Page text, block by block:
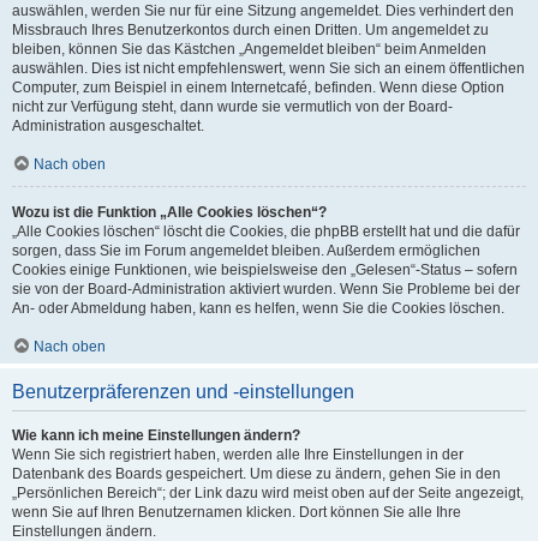
auswählen, werden Sie nur für eine Sitzung angemeldet. Dies verhindert den
Missbrauch Ihres Benutzerkontos durch einen Dritten. Um angemeldet zu
bleiben, können Sie das Kästchen „Angemeldet bleiben“ beim Anmelden
auswählen. Dies ist nicht empfehlenswert, wenn Sie sich an einem öffentlichen
Computer, zum Beispiel in einem Internetcafé, befinden. Wenn diese Option
nicht zur Verfügung steht, dann wurde sie vermutlich von der Board-
Administration ausgeschaltet.
Nach oben
Wozu ist die Funktion „Alle Cookies löschen“?
„Alle Cookies löschen“ löscht die Cookies, die phpBB erstellt hat und die dafür
sorgen, dass Sie im Forum angemeldet bleiben. Außerdem ermöglichen
Cookies einige Funktionen, wie beispielsweise den „Gelesen“-Status – sofern
sie von der Board-Administration aktiviert wurden. Wenn Sie Probleme bei der
An- oder Abmeldung haben, kann es helfen, wenn Sie die Cookies löschen.
Nach oben
Benutzerpräferenzen und -einstellungen
Wie kann ich meine Einstellungen ändern?
Wenn Sie sich registriert haben, werden alle Ihre Einstellungen in der
Datenbank des Boards gespeichert. Um diese zu ändern, gehen Sie in den
„Persönlichen Bereich“; der Link dazu wird meist oben auf der Seite angezeigt,
wenn Sie auf Ihren Benutzernamen klicken. Dort können Sie alle Ihre
Einstellungen ändern.